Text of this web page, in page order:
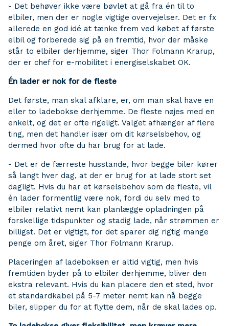
- Det behøver ikke være bøvlet at gå fra én til to
elbiler, men der er nogle vigtige overvejelser. Det er fx
allerede en god idé at tænke frem ved købet af første
elbil og forberede sig på en fremtid, hvor der måske
står to elbiler derhjemme, siger Thor Folmann Krarup,
der er chef for e-mobilitet i energiselskabet OK.
Én lader er nok for de fleste
Det første, man skal afklare, er, om man skal have en
eller to ladebokse derhjemme. De fleste nøjes med en
enkelt, og det er ofte rigeligt. Valget afhænger af flere
ting, men det handler især om dit kørselsbehov, og
dermed hvor ofte du har brug for at lade.
- Det er de færreste husstande, hvor begge biler kører
så langt hver dag, at der er brug for at lade stort set
dagligt. Hvis du har et kørselsbehov som de fleste, vil
én lader formentlig være nok, fordi du selv med to
elbiler relativt nemt kan planlægge opladningen på
forskellige tidspunkter og stadig lade, når strømmen er
billigst. Det er vigtigt, for det sparer dig rigtig mange
penge om året, siger Thor Folmann Krarup.
Placeringen af ladeboksen er altid vigtig, men hvis
fremtiden byder på to elbiler derhjemme, bliver den
ekstra relevant. Hvis du kan placere den et sted, hvor
et standardkabel på 5-7 meter nemt kan nå begge
biler, slipper du for at flytte dem, når de skal lades op.